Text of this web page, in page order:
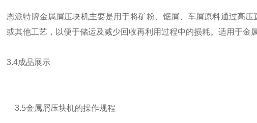
恩派特牌金属屑压块机主要是用于将矿粉、锯屑、车屑原料通过高
或其他工艺，以便于储运及减少回收再利用过程中的损耗。适用于金
3.4成品展示
3.5金属屑压块机的操作规程